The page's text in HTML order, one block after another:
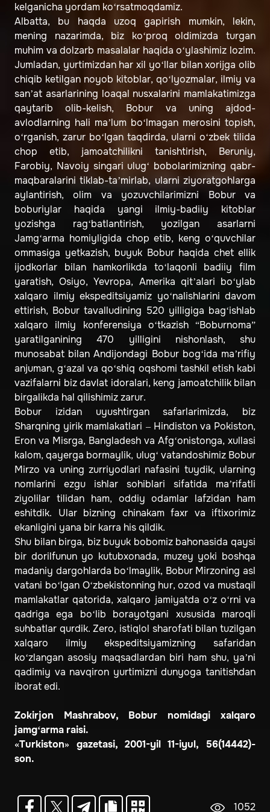
kelganicha yordam ko‘rsatmoqdamiz.
Albatta, bu haqda uzoq gapirish mumkin, lekin,
mening nazarimda, biz ko‘proq oldimizda turgan
muhim va dolzarb masalalar haqida o‘ylashimiz lozim.
Jumladan, yurtimizdan har xil yo‘llar bilan xorijga olib
chiqib ketilgan noyob kitoblar, qo‘lyozmalar, ilmiy va
san’at asarlarining loaqal nusxalarini mamlakatimizga
qaytarib olib-kelish, Bobur va uning ajdod-
avlodlarning hali ma’lum bo‘lmagan merosini topish,
o‘rganish, zarur bo‘lgan taqdirda, ularni o‘zbek tilida
chop etib, jamoatchilikni tanishtirish, Beruniy,
Farobiy, Navoiy singari ulug‘ bobolarimizning qabr-
maqbaralarini tiklab-ta’mirlab, ularni ziyoratgohlarga
aylantirish, olim va yozuvchilarimizni Bobur va
boburiylar haqida yangi ilmiy-badiiy kitoblar
yozishga rag‘batlantirish, yozilgan asarlarni
Jamg‘arma homiyligida chop etib, keng o‘quvchilar
ommasiga yetkazish, buyuk Bobur haqida chet ellik
ijodkorlar bilan hamkorlikda to‘laqonli badiiy film
yaratish, Osiyo, Yevropa, Amerika qit’alari bo‘ylab
xalqaro ilmiy ekspeditsiyamiz yo‘nalishlarini davom
ettirish, Bobur tavalludining 520 yilligiga bag‘ishlab
xalqaro ilmiy konferensiya o‘tkazish “Boburnoma”
yaratilganining 470 yilligini nishonlash, shu
munosabat bilan Andijondagi Bobur bog‘ida ma’rifiy
anjuman, g‘azal va qo‘shiq oqshomi tashkil etish kabi
vazifalarni biz davlat idoralari, keng jamoatchilik bilan
birgalikda hal qilishimiz zarur.
Bobur izidan uyushtirgan safarlarimizda, biz
Sharqning yirik mamlakatlari – Hindiston va Pokiston,
Eron va Misrga, Bangladesh va Afg‘onistonga, xullasi
kalom, qayerga bormaylik, ulug‘ vatandoshimiz Bobur
Mirzo va uning zurriyodlari nafasini tuydik, ularning
nomlarini ezgu ishlar sohiblari sifatida ma’rifatli
ziyolilar tilidan ham, oddiy odamlar lafzidan ham
eshitdik. Ular bizning chinakam faxr va iftixorimiz
ekanligini yana bir karra his qildik.
Shu bilan birga, biz buyuk bobomiz bahonasida qaysi
bir dorilfunun yo kutubxonada, muzey yoki boshqa
madaniy dargohlarda bo‘lmaylik, Bobur Mirzoning asl
vatani bo‘lgan O‘zbekistonning hur, ozod va mustaqil
mamlakatlar qatorida, xalqaro jamiyatda o‘z o‘rni va
qadriga ega bo‘lib borayotgani xususida maroqli
suhbatlar qurdik. Zero, istiqlol sharofati bilan tuzilgan
xalqaro ilmiy ekspeditsiyamizning safaridan
ko‘zlangan asosiy maqsadlardan biri ham shu, ya’ni
qadimiy va navqiron yurtimizni dunyoga tanitishdan
iborat edi.
Zokirjon Mashrabov, Bobur nomidagi xalqaro
jamg‘arma raisi.
«Turkiston» gazetasi, 2001-yil 11-iyul, 56(14442)-
son.
1052